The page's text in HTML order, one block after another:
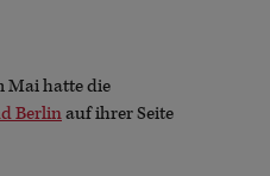
Mai hatte die
Berlinauf ihrer Seite